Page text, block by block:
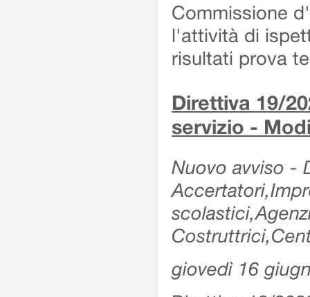
Commissione
l'attività di
risultati prova
Direttiva 19/
servizio -
Nuovo avviso -
giovedì 16